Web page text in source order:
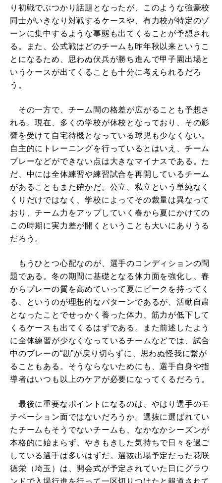
り初戦でぶつかり話題となったが、このような強豪校
同士がいきなり対戦するケースや、有力校が特定のゾ
ーンに集中するような事態も出てくることが予想され
る。また、公式戦はどのチームも昨年秋以来というこ
とになるため、思わぬ伏兵が勝ち進んで甲子園出場と
いうケースが出てくることも十分に考えられるだろ
う。
その一方で、チーム間の格差が広がることも予想さ
れる。現在、多くの学校が休校となっており、その影
響を受けて自宅待機となっている球児も少なくない。
自主的にトレーニングを行っているとはいえ、チーム
プレーなどができない点は大きなマイナスである。た
だ、中には全体練習や練習試合を再開しているチーム
があることもまた確かだ。公立、私立という単純なく
くりだけではなく、学校によってその裁量は異なって
おり、チーム力をアップしていく春から夏にかけての
この時期に実力差が開くということも大いにありうる
だろう。
もうひとつ心配なのが、選手のコンディションの問
題である。冬の期間に基礎となる体力面を強化し、春
からプレーの質を高めていって夏にピークを持ってく
る、というのが理想的なパターンであるが、活動自粛
となったことでせっかく養った体力、筋力が低下して
くるケースも出てくるはずである。また前述したよう
に全体練習が少なくなっているチームなどでは、試合
中のプレーの“勘”が戻り切らずに、思わぬ怪我に繋が
ることもある。そうならないためにも、選手自身や指
導者はいつも以上のケアが必要になってくるだろう。
最後に重要なポイントになるのは、やはり選手のモ
チベーション面ではないだろうか。選抜に選ばれてい
たチームもそうでないチームも、なかなかシーズンが
本格的に始まらず、やきもきした気持ちで日々を過ご
している選手は多いはずだ。選抜出場予定だった花咲
徳栄（埼玉）は、開会式が予定されていた日にグラウ
ンドで入場行進を行って一区切りつけたと報道されて